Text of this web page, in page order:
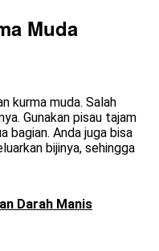
Muda
kurma muda. Salah
Gunakan pisau tajam
bagian. Anda juga bisa
bijinya, sehingga
Darah Manis